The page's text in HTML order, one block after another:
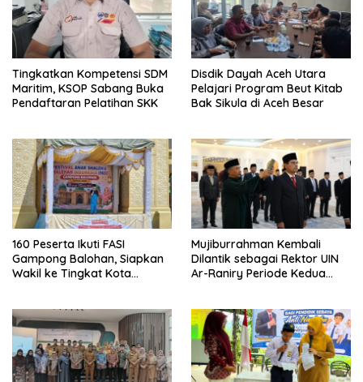
Tingkatkan Kompetensi SDM
Maritim, KSOP Sabang Buka
Pendaftaran Pelatihan SKK
Disdik Dayah Aceh Utara
Pelajari Program Beut Kitab
Bak Sikula di Aceh Besar
160 Peserta Ikuti FASI
Gampong Balohan, Siapkan
Wakil ke Tingkat Kota
Mujiburrahman Kembali
Dilantik sebagai Rektor UIN
Ar-Raniry Periode Kedua